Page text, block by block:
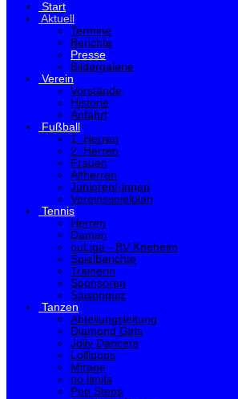
Start
Aktuell
Termine
Berichte
Presse
Bildergalerie
Verein
Vorstände
Historie
Anfahrt
Fußball
1. Herren
2. Herren
Frauen
Altherren
Junioren/-innen
Vereinsspielplan
Tennis
Herren
Damen
nuLiga - BV Kneheim
Spielberichte
Trainerin
Sponsoren
Saisonquiz
Tanzen
Abteilungsleitung
Diamond Girls
Jolly Dancers
Lollipops
Mirage
no limits
Pep Steps